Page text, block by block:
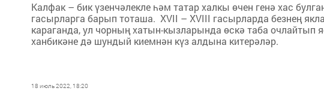
Калфак – бик үзенчәлекле һәм татар халкы өчен генә хас
гасырларга барып тоташа. XVII – XVIII гасырларда безнең
караганда, ул чорның хатын-кызларында өскә таба очлайтып
ханбикәне дә шундый киемнән күз алдына китерәләр.
18 июль 2022, 18:20